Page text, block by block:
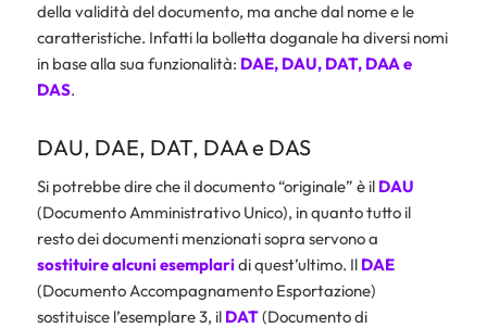
della validità del documento, ma anche dal nome e le
caratteristiche. Infatti la bolletta doganale ha diversi nomi
in base alla sua funzionalità: DAE, DAU, DAT, DAA e
DAS.
DAU, DAE, DAT, DAA e DAS
Si potrebbe dire che il documento “originale” è il DAU
(Documento Amministrativo Unico), in quanto tutto il
resto dei documenti menzionati sopra servono a
sostituire alcuni esemplaridi quest’ultimo. IlDAE
(Documento Accompagnamento Esportazione)
sostituisce l’esemplare 3, il DAT(Documento di